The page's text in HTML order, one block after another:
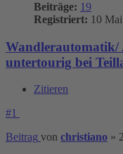
Beiträge: 19
Registriert: 10
untertourig bei
Zitieren
#1
Beitrag von christiano »